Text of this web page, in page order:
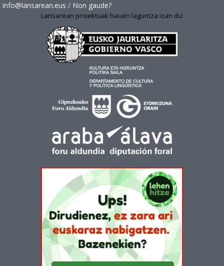
info@lansarean.eus / Non gaude?
Lansarean proiektuak hauen laguntza izan du: